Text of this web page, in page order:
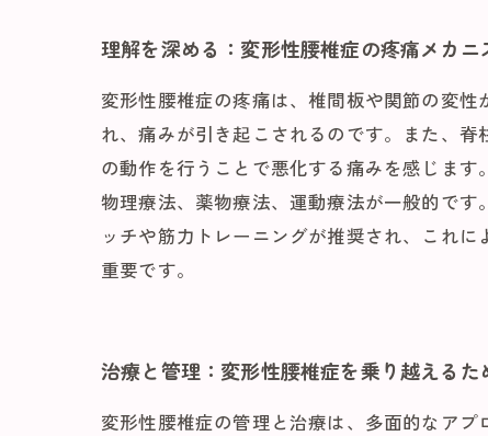
理解を深める：変形性腰椎症の疼痛メカニ
変形性腰椎症の疼痛は、椎間板や関節の変
れ、痛みが引き起こされるのです。また、
の動作を行うことで悪化する痛みを感じま
物理療法、薬物療法、運動療法が一般的で
ッチや筋力トレーニングが推奨され、これ
重要です。
治療と管理：変形性腰椎症を乗り越えるた
変形性腰椎症の管理と治療は、多面的なア